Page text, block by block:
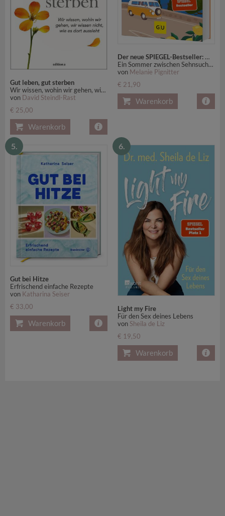
Gut leben, gut sterben
Wir wissen, wohin wir gehen, wir wissen nicht, wie es dort aussieht
von David Steindl-Rast
€ 25,00
Warenkorb
Der neue SPIEGEL-Bestseller: Wiedersehen mit mir selbst zwischen Pasta und Limoncello
Ein Sommer zwischen Sehnsucht, Loslassen und Neuanfang
von Melanie Pignitter
€ 21,90
Warenkorb
5.
Gut bei Hitze
Erfrischend einfache Rezepte
von Katharina Seiser
€ 33,00
Warenkorb
6.
Light my Fire
Für den Sex deines Lebens
von Sheila de Liz
€ 19,50
Warenkorb